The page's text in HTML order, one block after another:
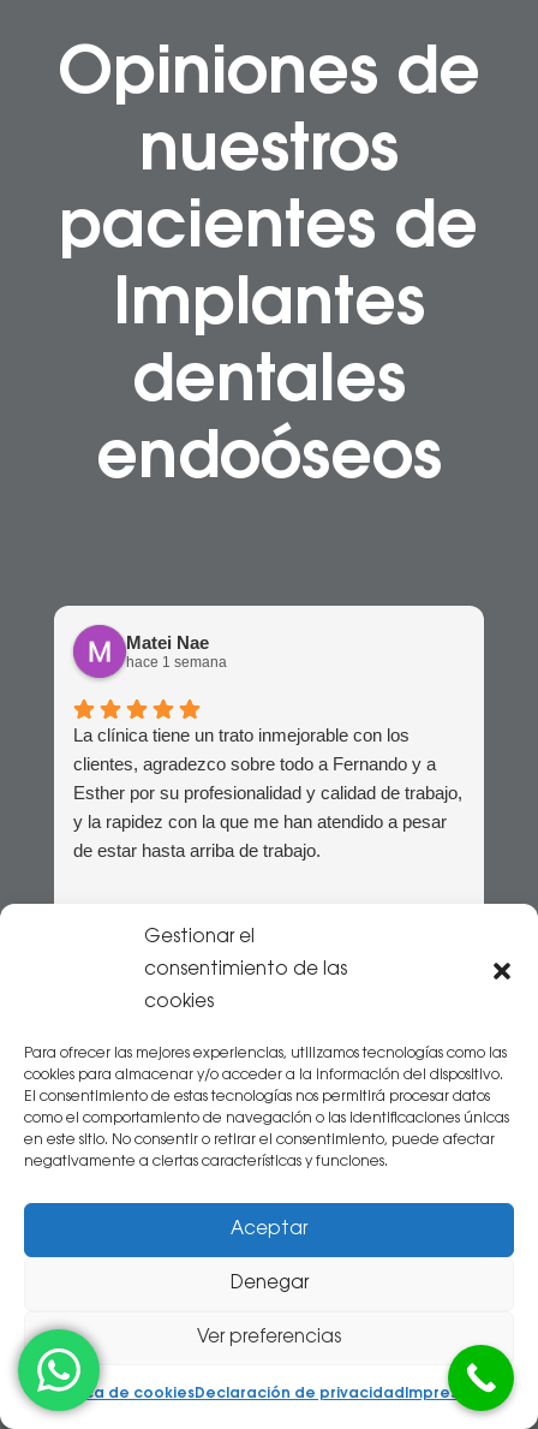
Gestionar el
consentimiento de las
cookies
Para ofrecer las mejores experiencias, utilizamos tecnologías como las
cookies para almacenar y/o acceder a la información del dispositivo.
El consentimiento de estas tecnologías nos permitirá procesar datos
como el comportamiento de navegación o las identificaciones únicas
en este sitio. No consentir o retirar el consentimiento, puede afectar
negativamente a ciertas características y funciones.
Aceptar
Denegar
Ver preferencias
Política de cookiesDeclaración de privacidad Impressum
Opiniones de
nuestros
pacientes de
Implantes
dentales
endoóseos
Matei Nae
hace 1 semana
La clínica tiene un trato inmejorable con los
clientes, agradezco sobre todo a Fernando y a
Esther por su profesionalidad y calidad de trabajo,
y la rapidez con la que me han atendido a pesar
de estar hasta arriba de trabajo.
Raul Lasheras
hace 2 semanas
muy bien, como siempre
José Antonio Alonso
Buenos profesionales y ambiente muy familiar. Yo
me cambié hace años de una macro clinica